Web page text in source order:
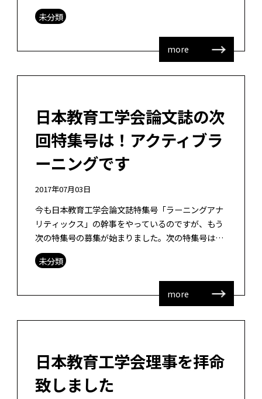
A., Okubo, F., Oi, M., Kojima, […]
未分類
more
日本教育工学会論文誌の次
回特集号は！アクティブラ
ーニングです
2017年07月03日
今も日本教育工学会論文誌特集号「ラーニングアナ
リティックス」の幹事をやっているのですが、もう
次の特集号の募集が始まりました。次の特集号はア
クティブラーニングです。松田先生＠首都大学東京
を委員長に、幹事として、大山先生＠大 […]
未分類
more
日本教育工学会理事を拝命
致しました